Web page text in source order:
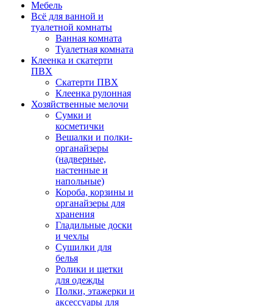
Мебель
Всё для ванной и
туалетной комнаты
Ванная комната
Туалетная комната
Клеенка и скатерти
ПВХ
Скатерти ПВХ
Клеенка рулонная
Хозяйственные мелочи
Сумки и
косметички
Вешалки и полки-
органайзеры
(надверные,
настенные и
напольные)
Короба, корзины и
органайзеры для
хранения
Гладильные доски
и чехлы
Сушилки для
белья
Ролики и щетки
для одежды
Полки, этажерки и
аксессуары для